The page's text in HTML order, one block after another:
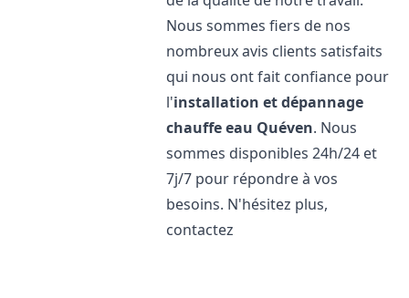
Nous sommes fiers de nos
nombreux avis clients satisfaits
qui nous ont fait confiance pour
l'installation et dépannage
chauffe eau Quéven. Nous
sommes disponibles 24h/24 et
7j/7 pour répondre à vos
besoins. N'hésitez plus,
contactez